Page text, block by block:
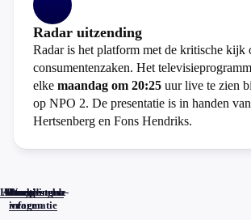
Radar uitzending
Radar is het platform met de kritische kijk
consumentenzaken. Het
elke maandag om 20:25 uur live te zien
op NPO 2. De presentatie is in handen
Hertsenberg en Fons Hendriks.
Home
Actueel
Uitzendingen
Reacties
Programma-
informatie
Veelgestelde
vragen